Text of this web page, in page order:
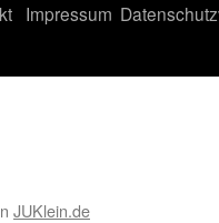
Impressum
JUKlein.de